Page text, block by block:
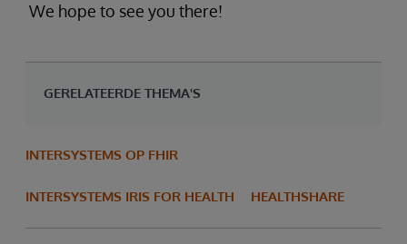
We hope to see you there!
GERELATEERDE THEMA'S
INTERSYSTEMS OP FHIR
INTERSYSTEMS IRIS FOR HEALTH HEALTHSHARE